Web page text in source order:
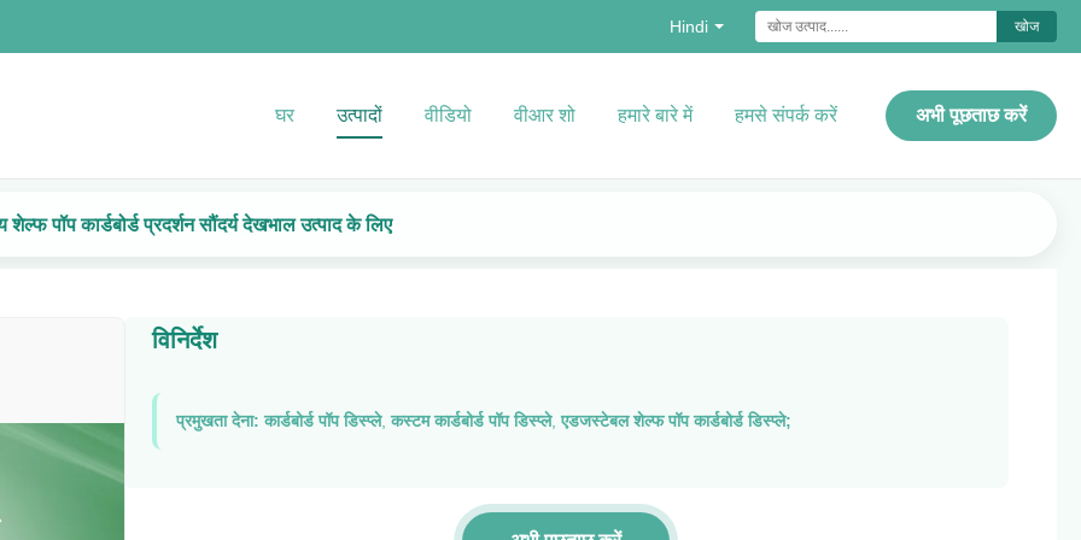
Hindi खोज
घर उत्पादों वीडियो वीआर शो हमारे बारे में हमसे संपर्क करें अभी पूछताछ करें
शेल्फ पॉप कार्डबोर्ड प्रदर्शन सौंदर्य देखभाल उत्पाद के लिए
विनिर्देश
प्रमुखता देना: कार्डबोर्ड पॉप डिस्प्ले,कस्टम कार्डबोर्ड पॉप डिस्प्ले,एडजस्टेबल शेल्फ पॉप कार्डबोर्ड डिस्प्ले;